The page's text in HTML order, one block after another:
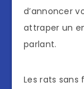
d’annoncer
attraper un
parlant.
Les rats